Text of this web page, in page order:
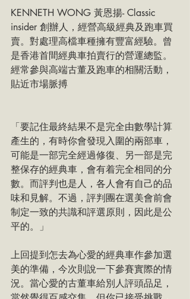
KENNETH WONG 黃恩揚- Classic
insider 創辦人，經營高級經典及跑車買
賣。對處理高檔車種擁有豐富經驗。曾
是香港首間經典車拍賣行的營運總監。
經常參與高端古董及跑車的相關活動，
貼近市場脈搏
「要記住最終結果不是完全由數學計算
產生的，有時你會發現入圍的兩部車，
可能是一部完全經過修復、另一部是完
整保存的經典車，會有着完全相同的分
數。而評判也是人，各人會有自己的品
味和見解。不過，評判團在選美會前會
制定一致的共識和評選原則，因此是公
平的。」
上回提到怎去為心愛的經典車作參加選
美的準備，今次則說一下參賽實際的情
況。當心愛的古董車給別人評頭品足，